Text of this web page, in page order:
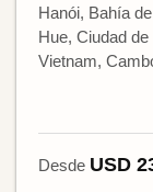
Hanói, Bahía
Hue, Ciudad
Vietnam,
Desde USD